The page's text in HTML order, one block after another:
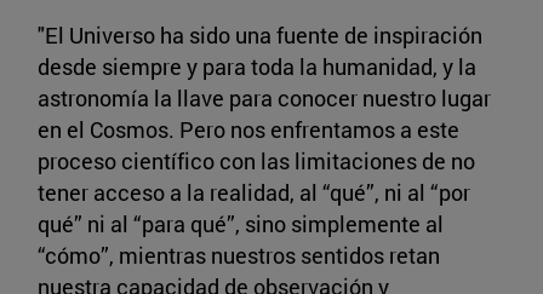
"El Universo ha sido una fuente de inspiración
desde siempre y para toda la humanidad, y la
astronomía la llave para conocer nuestro lugar
en el Cosmos. Pero nos enfrentamos a este
proceso científico con las limitaciones de no
tener acceso a la realidad, al “qué”, ni al “por
qué” ni al “para qué”, sino simplemente al
“cómo”, mientras nuestros sentidos retan
nuestra capacidad de observación y